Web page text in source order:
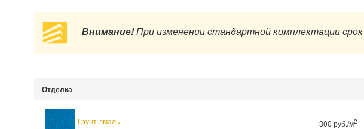
Внимание!При изменении стандартной комплектации
Отделка
Грунт-эмаль +300 руб./м2